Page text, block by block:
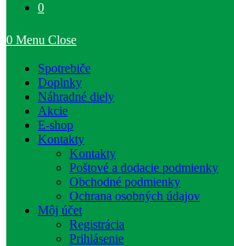
0
0 Menu Close
Spotrebiče
Doplnky
Náhradné diely
Akcie
E-shop
Kontakty
Kontakty
Poštové a dodacie podmienky
Obchodné podmienky
Ochrana osobných údajov
Môj účet
Registrácia
Prihlásenie